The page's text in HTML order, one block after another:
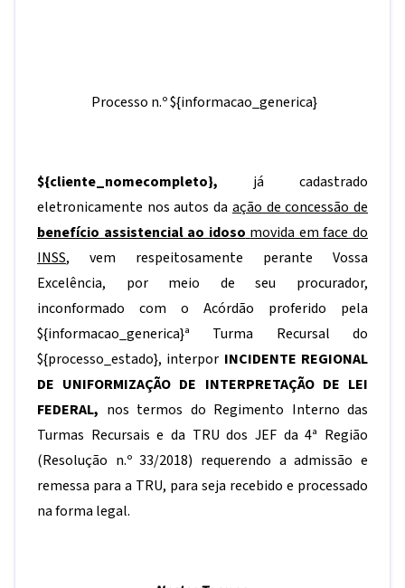
Processo n.º${informacao_generica}
${cliente_nomecompleto}, já cadastrado
eletronicamente nos autos da ação deconcessão de
benefício assistencial ao idoso movida em face do
INSS, vem respeitosamente perante Vossa
Excelência, por meio de seu procurador,
inconformado com o Acórdão proferido pela
${informacao_generica}ª Turma Recursal do
${processo_estado}, interpor INCIDENTE REGIONAL
DE UNIFORMIZAÇÃO DE INTERPRETAÇÃO DE LEI
FEDERAL, nos termos do Regimento Interno das
Turmas Recursais e da TRU dos JEF da 4ª Região
(Resolução n.º 33/2018) requerendo a admissão e
remessa para a TRU, para seja recebido e processado
na forma legal.